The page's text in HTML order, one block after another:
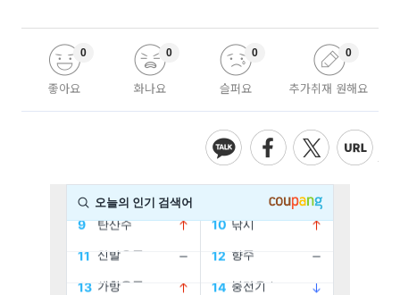
좋아요
0
화나요
0
슬퍼요
0
추가취재 원해요
0